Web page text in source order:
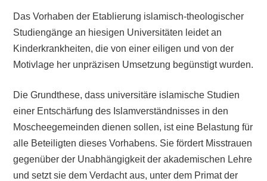
Das Vorhaben der Etablierung islamisch-theologischer
Studiengänge an hiesigen Universitäten leidet an
Kinderkrankheiten, die von einer eiligen und von der
Motivlage her unpräzisen Umsetzung begünstigt wurden.
Die Grundthese, dass universitäre islamische Studien
einer Entschärfung des Islamverständnisses in den
Moscheegemeinden dienen sollen, ist eine Belastung für
alle Beteiligten dieses Vorhabens. Sie fördert Misstrauen
gegenüber der Unabhängigkeit der akademischen Lehre
und setzt sie dem Verdacht aus, unter dem Primat der